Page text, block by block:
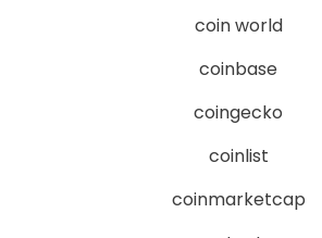
coin world
coinbase
coingecko
coinlist
coinmarketcap